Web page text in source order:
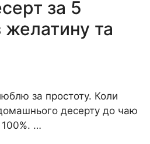
за 5
та
за простоту. Коли
десерту до чаю
100%. …